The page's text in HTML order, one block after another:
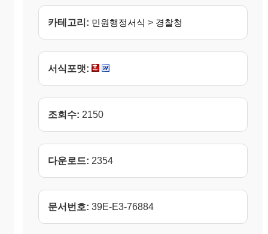
카테고리: 민원행정서식 > 경찰청
서식포맷:
조회수: 2150
다운로드: 2354
문서번호: 39E-E3-76884